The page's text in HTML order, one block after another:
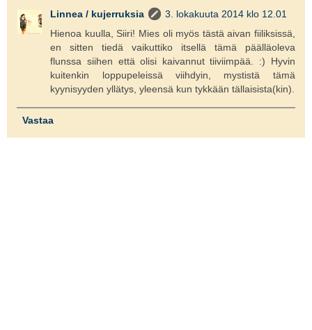
Linnea / kujerruksia
3. lokakuuta 2014 klo 12.01
Hienoa kuulla, Siiri! Mies oli myös tästä aivan fiiliksissä,
en sitten tiedä vaikuttiko itsellä tämä päälläoleva
flunssa siihen että olisi kaivannut tiiviimpää. :) Hyvin
kuitenkin loppupeleissä viihdyin, mystistä tämä
kyynisyyden yllätys, yleensä kun tykkään tällaisista(kin).
Vastaa